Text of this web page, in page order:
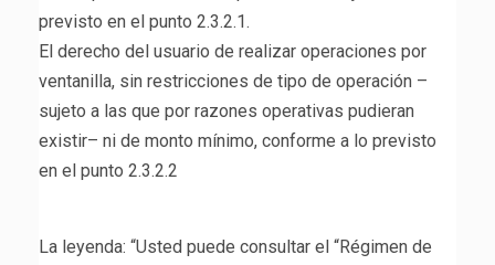
previsto en el punto 2.3.2.1.
El derecho del usuario de realizar operaciones por
ventanilla, sin restricciones de tipo de operación –
sujeto a las que por razones operativas pudieran
existir– ni de monto mínimo, conforme a lo previsto
en el punto 2.3.2.2
La leyenda: “Usted puede consultar el “Régimen de